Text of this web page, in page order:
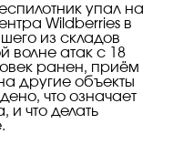
упал на
Wildberries в
из складов
волне атак с 18
ранен, приём
другие объекты
что означает
и что делать